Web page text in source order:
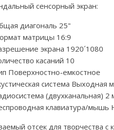
сенсорный экран:
диагональ 25"
матрицы 16:9
экрана 1920´1080
касаний 10
Поверхностно-емкостное
система Выходная
(двухканальная) 2
клавиатура/мышь
отсек для творчества